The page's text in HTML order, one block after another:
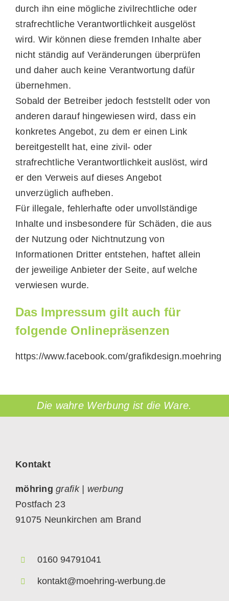
durch ihn eine mögliche zivilrechtliche oder
strafrechtliche Verantwortlichkeit ausgelöst
wird. Wir können diese fremden Inhalte aber
nicht ständig auf Veränderungen überprüfen
und daher auch keine Verantwortung dafür
übernehmen.
Sobald der Betreiber jedoch feststellt oder von
anderen darauf hingewiesen wird, dass ein
konkretes Angebot, zu dem er einen Link
bereitgestellt hat, eine zivil- oder
strafrechtliche Verantwortlichkeit auslöst, wird
er den Verweis auf dieses Angebot
unverzüglich aufheben.
Für illegale, fehlerhafte oder unvollständige
Inhalte und insbesondere für Schäden, die aus
der Nutzung oder Nichtnutzung von
Informationen Dritter entstehen, haftet allein
der jeweilige Anbieter der Seite, auf welche
verwiesen wurde.
Das Impressum gilt auch für
folgende Onlinepräsenzen
https://www.facebook.com/grafikdesign.moehring
Die wahre Werbung ist die Ware.
Kontakt
möhring grafik | werbung
Postfach 23
91075 Neunkirchen am Brand
0160 94791041
kontakt@moehring-werbung.de